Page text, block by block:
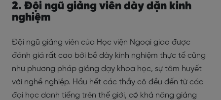
2. Đội ngũ giảng viên dày dặn kinh
nghiệm
Đội ngũ giảng viên của Học viện Ngoại giao được
đánh giá rất cao bởi bề dày kinh nghiệm thực tế cũng
như phương pháp giảng dạy khoa học, sự tâm huyết
với nghề nghiệp. Hầu hết các thầy cô đều đến từ các
đại học danh tiếng trên thế giới, có khả năng giảng